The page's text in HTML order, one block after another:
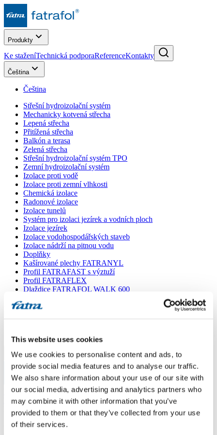
This website uses cookies
We use cookies to personalise content and ads, to
provide social media features and to analyse our traffic.
We also share information about your use of our site with
our social media, advertising and analytics partners who
may combine it with other information that you’ve
provided to them or that they’ve collected from your use
of their services.
Produkty
Ke staženíTechnická podporaReferenceKontakty
Čeština
Čeština
Střešní hydroizolační systém
Mechanicky kotvená střecha
Lepená střecha
Přitížená střecha
Balkón a terasa
Zelená střecha
Střešní hydroizolační systém TPO
Zemní hydroizolační systém
Izolace proti vodě
Izolace proti zemní vlhkosti
Chemická izolace
Radonové izolace
Izolace tunelů
Systém pro izolaci jezírek a vodních ploch
Izolace jezírek
Izolace vodohospodářských staveb
Izolace nádrží na pitnou vodu
Doplňky
Kašírované plechy FATRANYL
Profil FATRAFAST s výztuží
Profil FATRAFLEX
Dlaždice FATRAFOL WALK 600
Ochranná geotextilie
Menu
Menu
Domů /
Poradna/
Izolace staré betonové jímky
Izolace staré betonové jímky